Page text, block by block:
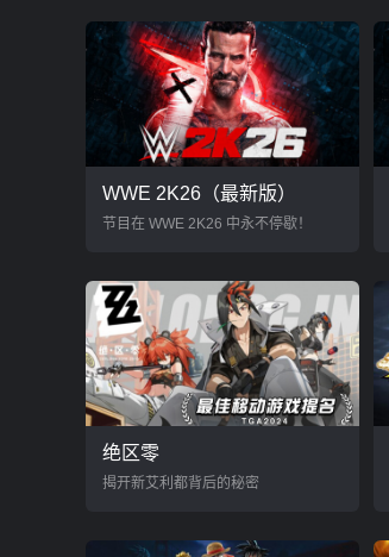
WWE 2K26（最新版）
节目在 WWE 2K26 中永不停歇！
绝区零
揭开新艾利都背后的秘密